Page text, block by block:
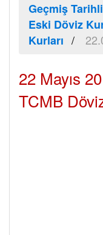
Geçmiş
Eski Döviz
Kurları
22 Mayıs
TCMB